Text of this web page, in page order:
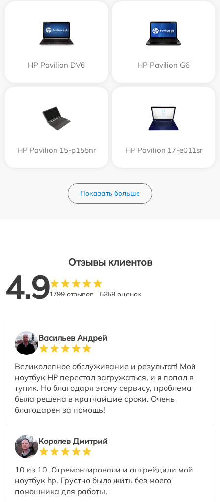
HP Pavilion DV6 HP Pavilion G6
HP Pavilion 15-p155nr HP Pavilion 17-e011sr
Показать больше
Отзывы клиентов
4.91799 отзывов 5358 оценок
Васильев Андрей
Великолепное обслуживание и результат! Мой
ноутбук HP перестал загружаться, и я попал в
тупик. Но благодаря этому сервису, проблема
была решена в кратчайшие сроки. Очень
благодарен за помощь!
Королев Дмитрий
10 из 10. Отремонтировали и апгрейдили мой
ноутбук hp. Грустно было жить без моего
помощника для работы.